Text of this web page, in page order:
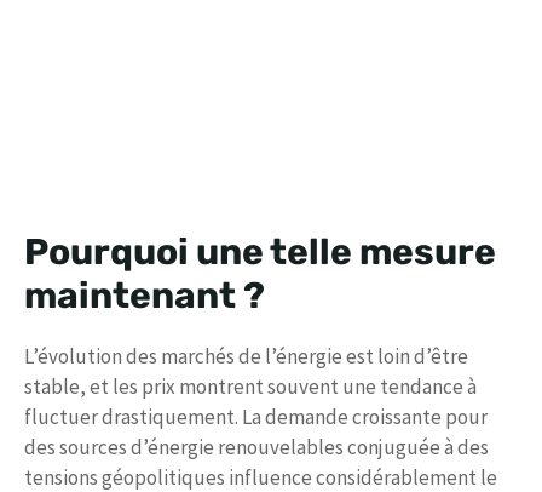
Pourquoi une telle mesure
maintenant ?
L’évolution des marchés de l’énergie est loin d’être
stable, et les prix montrent souvent une tendance à
fluctuer drastiquement. La demande croissante pour
des sources d’énergie renouvelables conjuguée à des
tensions géopolitiques influence considérablement le